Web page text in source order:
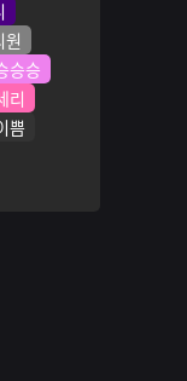
원
승승
리
쁨